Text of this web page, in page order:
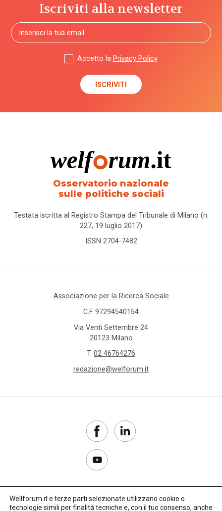
Iscriviti alla newsletter
Accetto la Privacy Policy
Osservatorio nazionale
sulle politiche sociali
Testata iscritta al Registro Stampa del Tribunale di Milano (n.
227, 19 luglio 2017)
ISSN 2704-7482
Associazione per la Ricerca Sociale
C.F. 97294540154
Via Venti Settembre 24
20123 Milano
T. 02 46764276
redazione@welforum.it
Wellforum.it e terze parti selezionate utilizzano cookie o
tecnologie simili per finalità tecniche e, con il tuo consenso, anche